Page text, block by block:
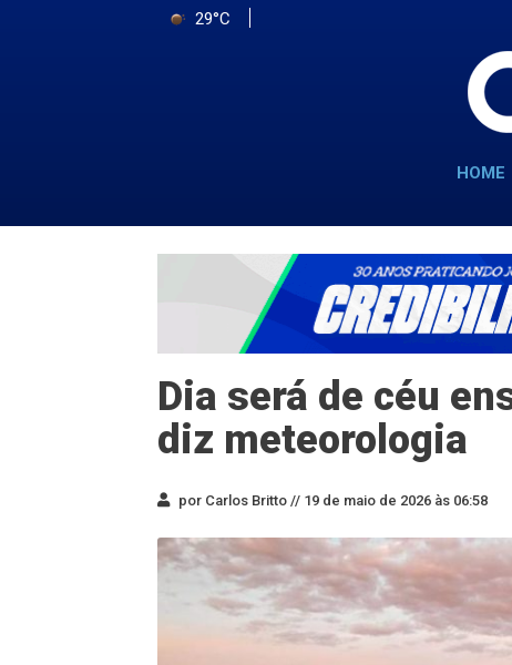
29°C
HOME
Dia será de céu
diz meteorologia
por Carlos Britto // 19 de maio de 2026 às 06:58